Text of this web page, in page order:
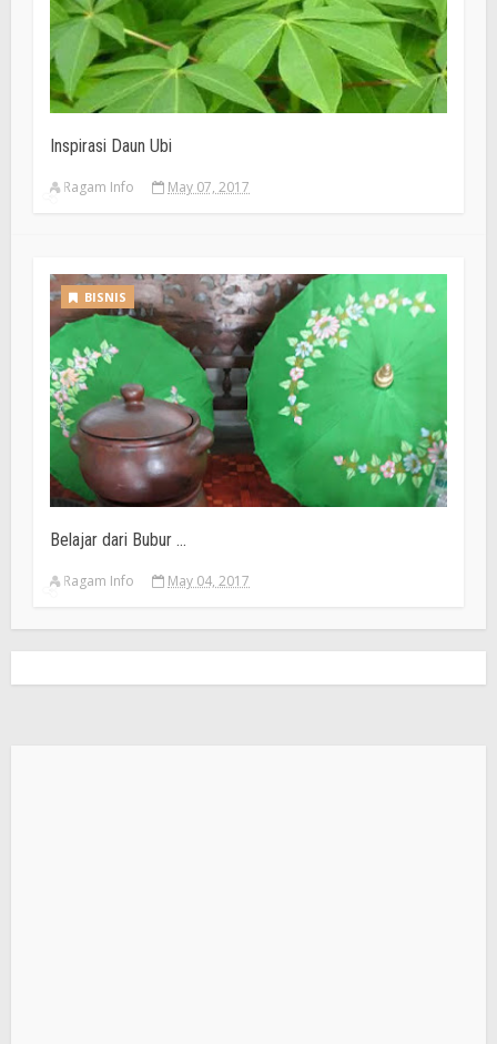
Inspirasi Daun Ubi
Ragam Info May 07, 2017
Belajar dari Bubur ...
BISNIS
Ragam Info May 04, 2017